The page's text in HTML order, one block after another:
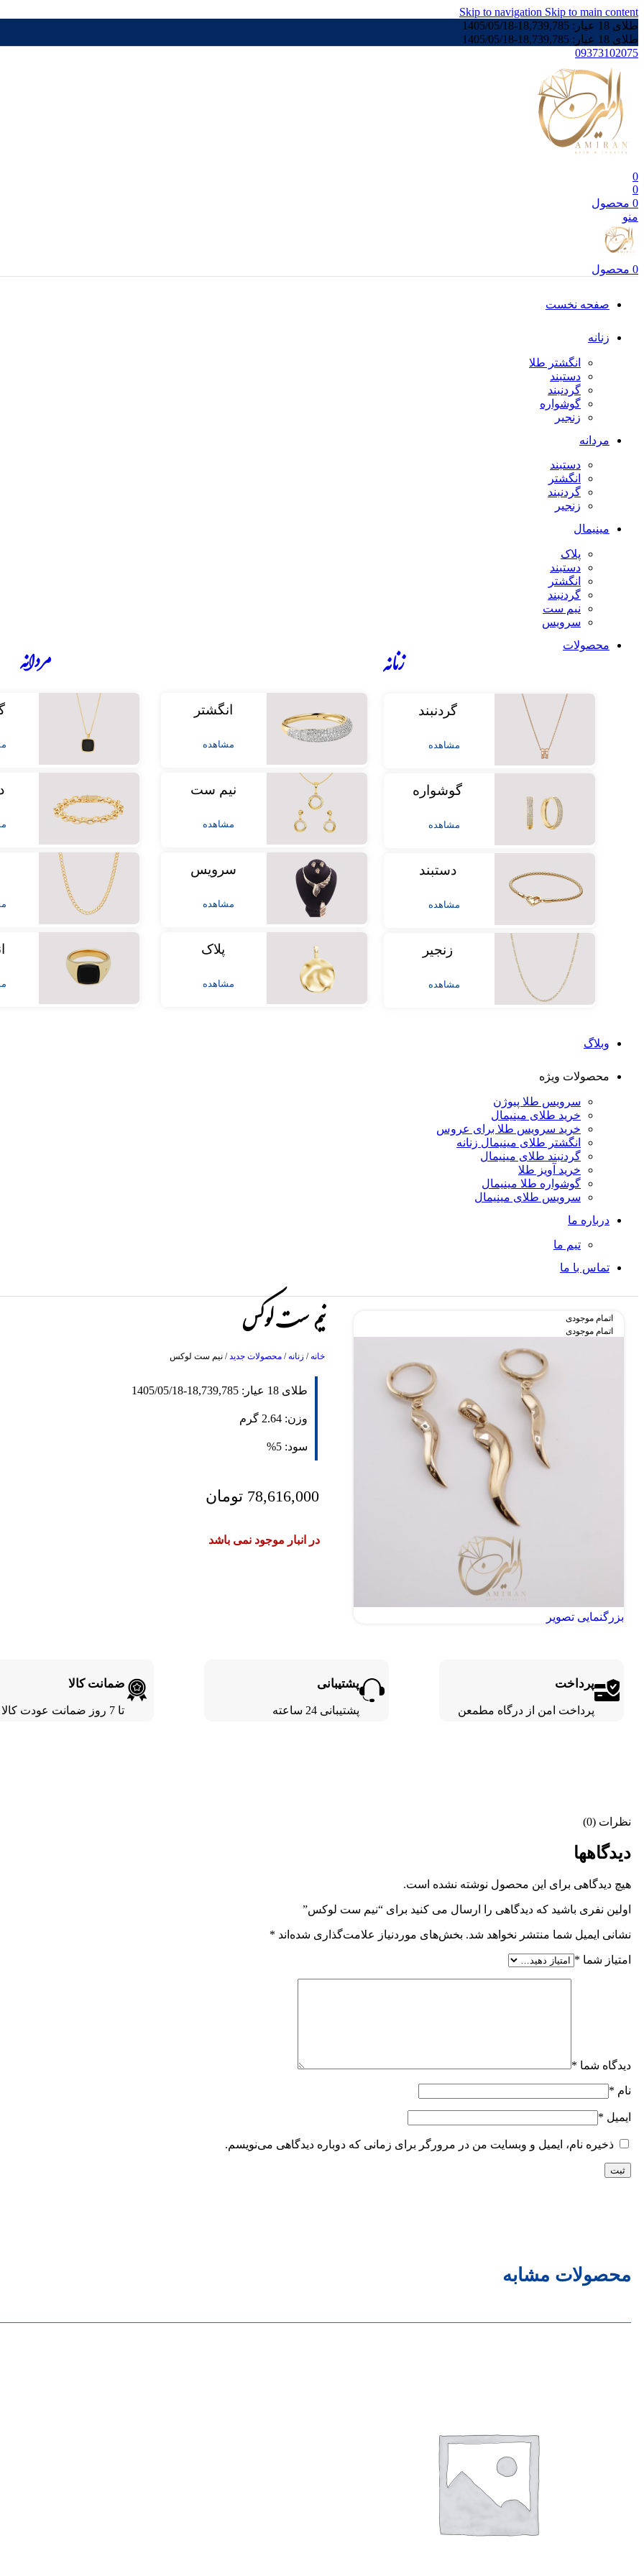
Skip to navigation Skip to main content
طلای 18 عیار:
18,739,785
-
1405/05/18
طلای 18 عیار:
18,739,785
-
1405/05/18
09373102075
0
0
0 محصول
منو
0 محصول
صفحه نخست
زنانه
انگشتر طلا
دستبند
گردنبند
گوشواره
زنجیر
مردانه
دستبند
انگشتر
گردنبند
زنجیر
مینیمال
پلاک
دستبند
انگشتر
گردنبند
نیم ست
سرویس
محصولات
زنانه
گردنبند
مشاهده
گوشواره
مشاهده
دستبند
مشاهده
زنجیر
مشاهده
انگشتر
مشاهده
نیم ست
مشاهده
سرویس
مشاهده
پلاک
مشاهده
مردانه
وبلاگ
محصولات ویژه
سرویس طلا پیوژن
خرید طلای مینیمال
خرید سرویس طلا برای عروس
انگشتر طلای مینیمال زنانه
گردنبند طلای مینیمال
خرید آویز طلا
گوشواره طلا مینیمال
سرویس طلای مینیمال
درباره ما
تیم ما
تماس با ما
اتمام موجودی
اتمام موجودی
بزرگنمایی تصویر
نیم ست لوکس
خانه/ زنانه/ محصولات جدید/ نیم ست لوکس
طلای 18 عیار: 18,739,785
-
1405/05/18
وزن: 2.64 گرم
سود: 5%
78,616,000 تومان
در انبار موجود نمی باشد
پرداخت
پرداخت امن از درگاه مطمعن
پشتیبانی
پشتیبانی 24 ساعته
ضمانت کالا
تا 7 روز ضمانت عودت کالا
نظرات (0)
دیدگاهها
هیچ دیدگاهی برای این محصول نوشته نشده است.
اولین نفری باشید که دیدگاهی را ارسال می کنید برای “نیم ست لوکس”
نشانی ایمیل شما منتشر نخواهد شد. بخش‌های موردنیاز علامت‌گذاری شده‌اند *
امتیاز شما *
دیدگاه شما *
نام *
ایمیل *
ذخیره نام، ایمیل و وبسایت من در مرورگر برای زمانی که دوباره دیدگاهی می‌نویسم.
محصولات مشابه